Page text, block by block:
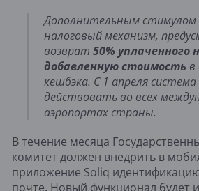
Дополнительным
налоговый механизм,
возврат 50% уплаченного
добавленную стоимость
кешбэка. С 1 апреля система
действовать во всех
аэропортах страны.
В течение месяца
комитет должен внедрить в
приложение Soliq
почте. Новый функционал будет